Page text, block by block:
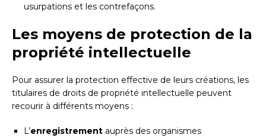
usurpations et les contrefaçons.
Les moyens de protection de la
propriété intellectuelle
Pour assurer la protection effective de leurs créations, les
titulaires de droits de propriété intellectuelle peuvent
recourir à différents moyens :
L’enregistrement auprès des organismes